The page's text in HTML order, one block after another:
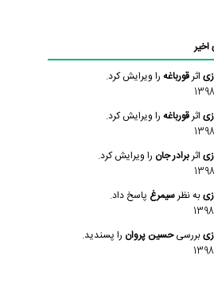
اثرقورباغهرا ویرایش کرد.
اثرقورباغهرا ویرایش کرد.
اثربرادر جان را ویرایش کرد.
به نظرسیمرغ پاسخ داد.
بررسیحسین پروان را پسندید.